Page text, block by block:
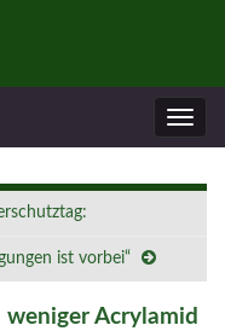
ist vorbei“
weniger Acrylamid